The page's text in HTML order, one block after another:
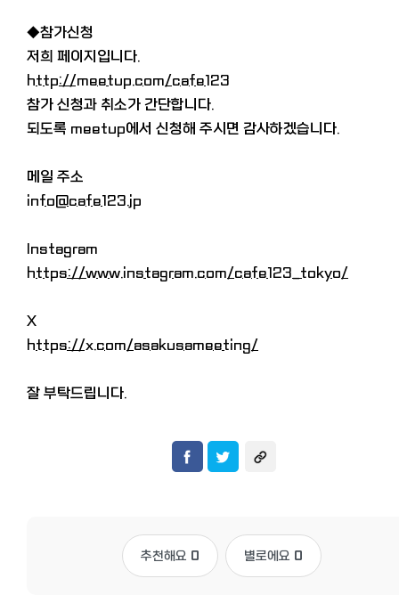
◆참가신청
저희 페이지입니다.
http://meetup.com/cafe123
참가 신청과 취소가 간단합니다.
되도록 meetup에서 신청해 주시면 감사하겠습니다.
메일 주소
info@cafe123.jp
Instagram
https://www.instagram.com/cafe123_tokyo/
X
https://x.com/asakusameeting/
잘 부탁드립니다.
추천해요 0 별로에요 0